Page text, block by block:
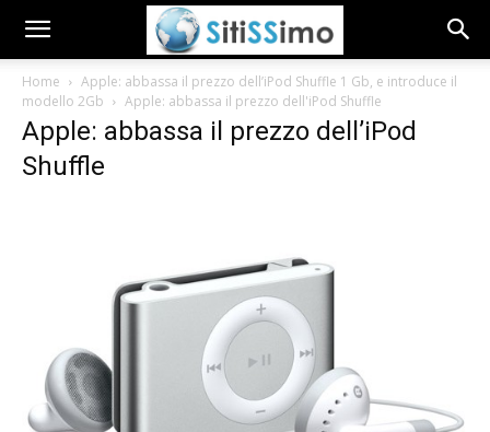
Home
Apple: abbassa il prezzo dell’iPod Shuffle 1 Gb, e introduce il
modello 2Gb
Apple: abbassa il prezzo dell'iPod Shuffle
Apple: abbassa il prezzo dell’iPod
Shuffle